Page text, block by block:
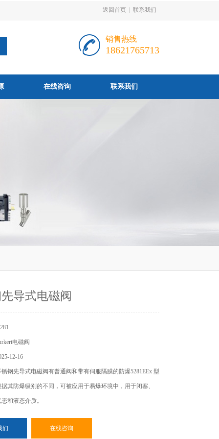
返回首页 联系我们
销售热线
18621765713
在线咨询 联系我们
导式电磁阀
电磁阀
12-16
钢先导式电磁阀有普通阀和带有伺服隔膜的防爆5281EEx 型
其防爆级别的不同，可被应用于易爆环境中，用于闭塞、
和液态介质。
们 在线咨询